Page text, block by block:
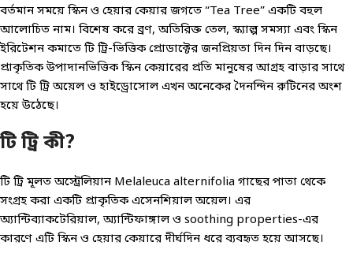
বর্তমান সময়ে স্কিন ও হেয়ার কেয়ার জগতে “Tea Tree” একটি বহুল
আলোচিত নাম। বিশেষ করে ব্রণ, অতিরিক্ত তেল, স্ক্যাল্প সমস্যা এবং স্কিন
ইরিটেশন কমাতে টি ট্রি-ভিত্তিক প্রোডাক্টের জনপ্রিয়তা দিন দিন বাড়ছে।
প্রাকৃতিক উপাদানভিত্তিক স্কিন কেয়ারের প্রতি মানুষের আগ্রহ বাড়ার সাথে
সাথে টি ট্রি অয়েল ও হাইড্রোসোল এখন অনেকের দৈনন্দিন রুটিনের অংশ
হয়ে উঠেছে।
টি ট্রি কী?
টি ট্রি মূলত অস্ট্রেলিয়ান Melaleuca alternifolia গাছের পাতা থেকে
সংগ্রহ করা একটি প্রাকৃতিক এসেনশিয়াল অয়েল। এর
অ্যান্টিব্যাকটেরিয়াল, অ্যান্টিফাঙ্গাল ও soothing properties-এর
কারণে এটি স্কিন ও হেয়ার কেয়ারে দীর্ঘদিন ধরে ব্যবহৃত হয়ে আসছে।